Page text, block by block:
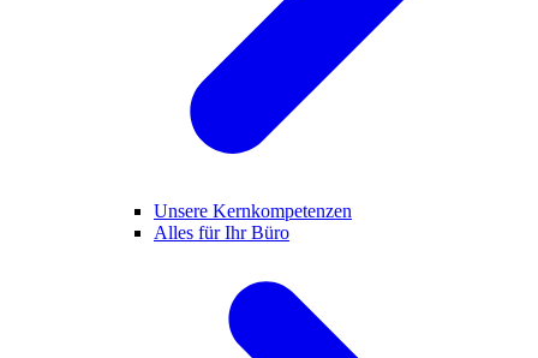
Unsere Kernkompetenzen
Alles für Ihr Büro